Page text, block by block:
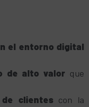
el entorno digital
de alto valor que
clientes con la